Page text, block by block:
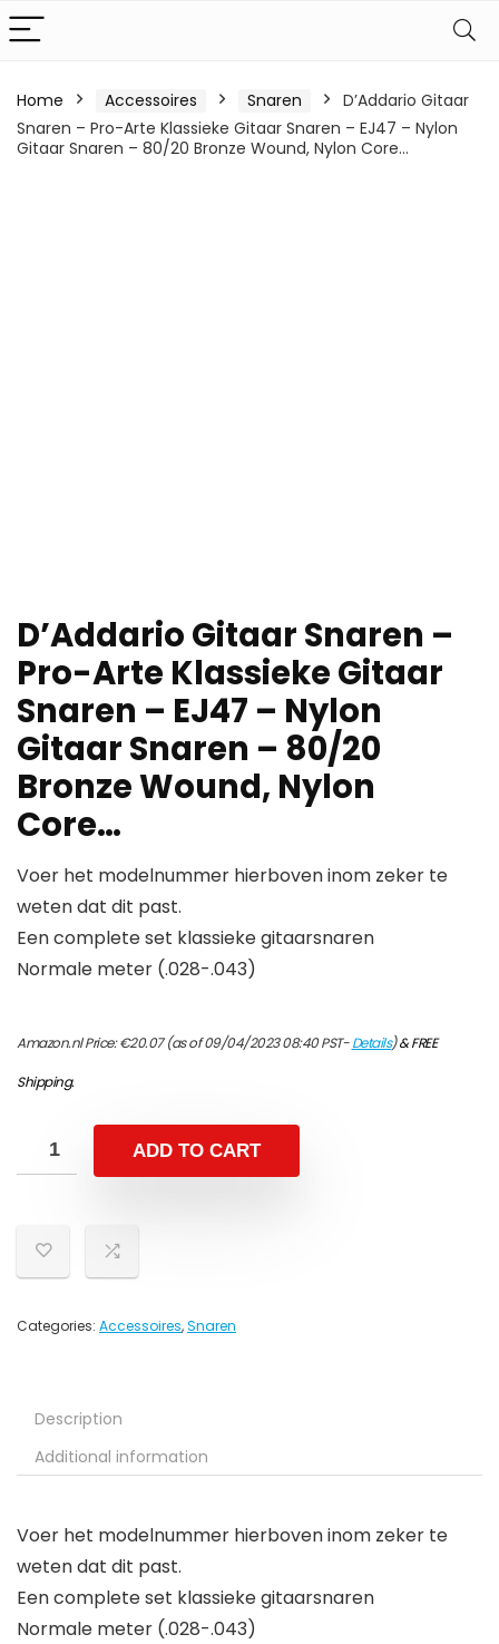
Home Accessoires Snaren
D’Addario Gitaar
Snaren – Pro-Arte Klassieke Gitaar Snaren – EJ47 – Nylon
Gitaar Snaren – 80/20 Bronze Wound, Nylon Core…
D’Addario Gitaar Snaren –
Pro-Arte Klassieke Gitaar
Snaren – EJ47 – Nylon
Gitaar Snaren – 80/20
Bronze Wound, Nylon
Core…
Voer het modelnummer hierboven inom zeker te
weten dat dit past.
Een complete set klassieke gitaarsnaren
Normale meter (.028-.043)
Amazon.nl Price:€20.07(as of 09/04/2023 08:40 PST-Details)&FREE
Shipping.
ADD TO CART
Categories: Accessoires,Snaren
Description
Additional information
Voer het modelnummer hierboven inom zeker te
weten dat dit past.
Een complete set klassieke gitaarsnaren
Normale meter (.028-.043)